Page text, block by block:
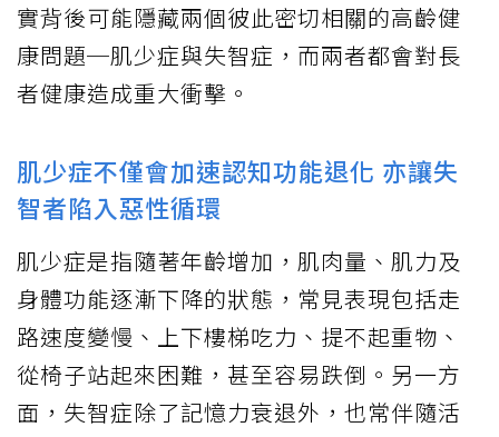
實背後可能隱藏兩個彼此密切相關的高齡健
康問題─肌少症與失智症，而兩者都會對長
者健康造成重大衝擊。
肌少症不僅會加速認知功能退化 亦讓失
智者陷入惡性循環
肌少症是指隨著年齡增加，肌肉量、肌力及
身體功能逐漸下降的狀態，常見表現包括走
路速度變慢、上下樓梯吃力、提不起重物、
從椅子站起來困難，甚至容易跌倒。另一方
面，失智症除了記憶力衰退外，也常伴隨活